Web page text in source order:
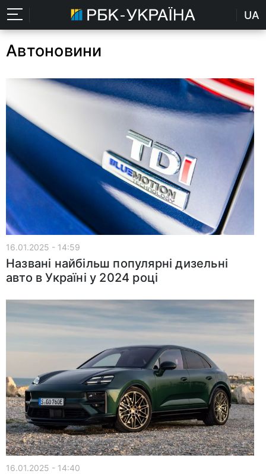
UA
Автоновини
16.01.2025 - 14:59
Названі найбільш популярні дизельні
авто в Україні у 2024 році
16.01.2025 - 14:40